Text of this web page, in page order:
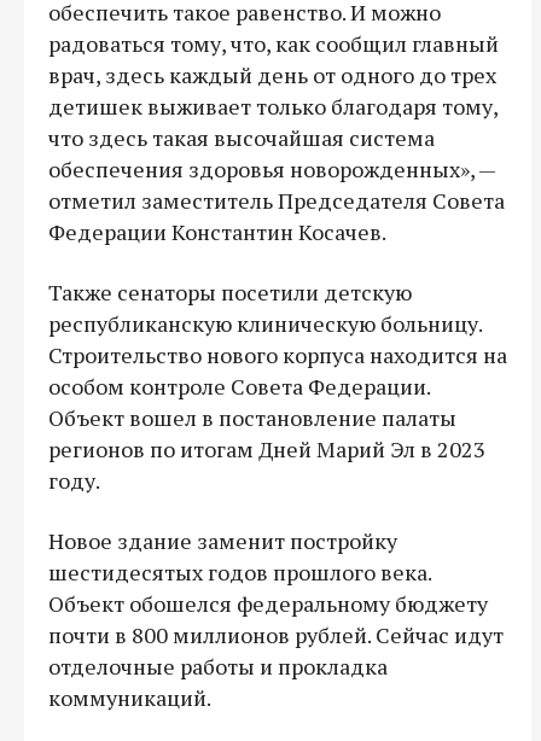
обеспечить такое равенство. И можно
радоваться тому, что, как сообщил главный
врач, здесь каждый день от одного до трех
детишек выживает только благодаря тому,
что здесь такая высочайшая система
обеспечения здоровья новорожденных», —
отметил заместитель Председателя Совета
Федерации Константин Косачев.
Также сенаторы посетили детскую
республиканскую клиническую больницу.
Строительство нового корпуса находится на
особом контроле Совета Федерации.
Объект вошел в постановление палаты
регионов по итогам Дней Марий Эл в 2023
году.
Новое здание заменит постройку
шестидесятых годов прошлого века.
Объект обошелся федеральному бюджету
почти в 800 миллионов рублей. Сейчас идут
отделочные работы и прокладка
коммуникаций.